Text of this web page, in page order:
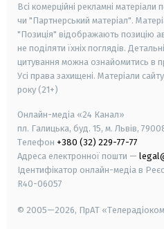
Всі комерційні рекламні
чи "Партнерський матеріал".
"Позиція" відображають позицію
не поділяти їхніх поглядів.
цитування можна ознайомитись в
Усі права захищені. Матеріали
року (21+)
Онлайн-медіа «24 Канал»
пл. Галицька, буд. 15, м. Львів,
Телефон +380 (32) 229-77-77
Адреса електронної пошти —
Ідентифікатор онлайн-медіа в
R40-06057
© 2005—2026, ПрАТ